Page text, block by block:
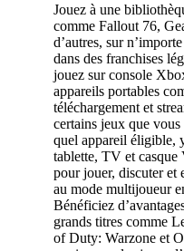
Jouez à une
comme Fallout 76,
d’autres, sur
dans des franchises
jouez sur console
appareils portables
téléchargement et
certains jeux que vous
quel appareil éligible,
tablette, TV et
pour jouer, discuter et
au mode multijoueur
Bénéficiez
grands titres comme
of Duty: Warzone et